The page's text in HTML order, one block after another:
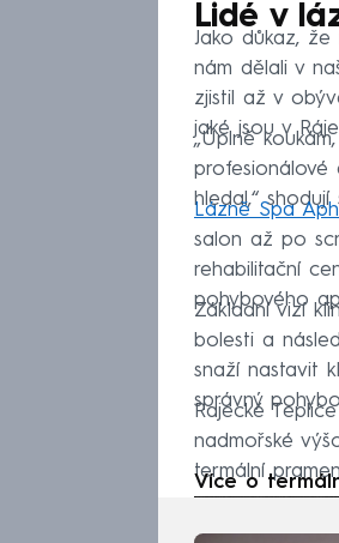
Lidé v
Jako důkaz, že
nám dělali v
zjistil až v
jaké jsou v
„Úplně
hledal,“ shodují
Lázně Spa
salon až po
rehabilitační
pohybového
Základní vizí
bolesti a
snaží nastavit
správný
Rajecké
nadmořské
termální
Více o